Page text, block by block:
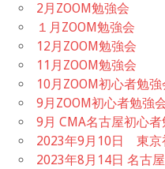
2月ZOOM勉強会
１月ZOOM勉強会
12月ZOOM勉強会
11月ZOOM勉強会
10月ZOOM初心者勉強
9月ZOOM初心者勉強
9月 CMA名古屋初心者
2023年9月10日 東京
2023年8月14日 名古